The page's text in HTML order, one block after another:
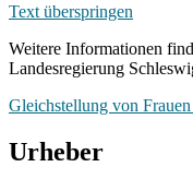
Text überspringen
Weitere Informationen
Landesregierung
Gleichstellung von
Urheber